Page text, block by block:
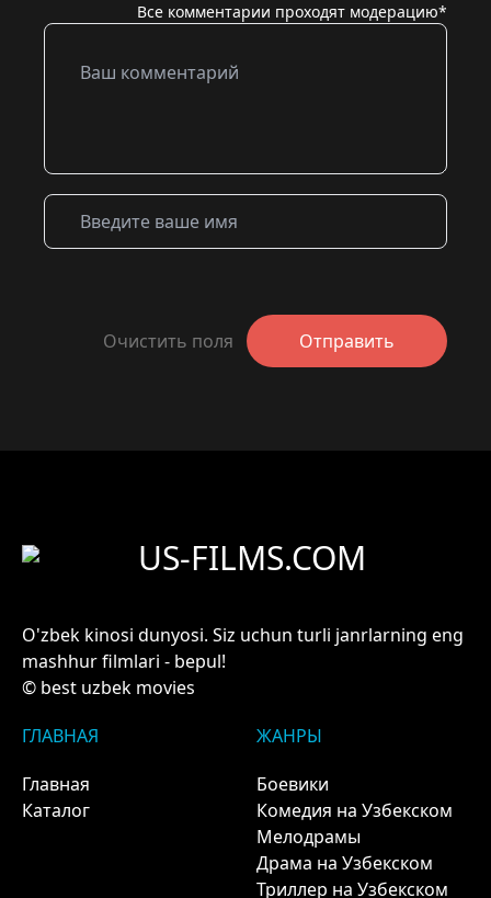
Все комментарии проходят модерацию*
Очистить поля Отправить
US-FILMS.COM
O'zbek kinosi dunyosi. Siz uchun turli janrlarning eng
mashhur filmlari - bepul!
© best uzbek movies
ГЛАВНАЯ
Главная
Каталог
ЖАНРЫ
Боевики
Комедия на Узбекском
Мелодрамы
Драма на Узбекском
Триллер на Узбекском